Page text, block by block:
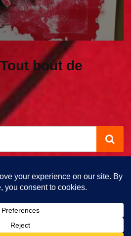
bout de
de Champs | Propulsé par Tout Bout